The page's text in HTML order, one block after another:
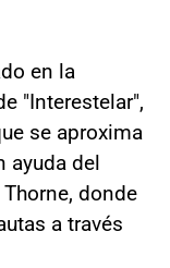
en la
"Interestelar",
se aproxima
ayuda del
donde
a través